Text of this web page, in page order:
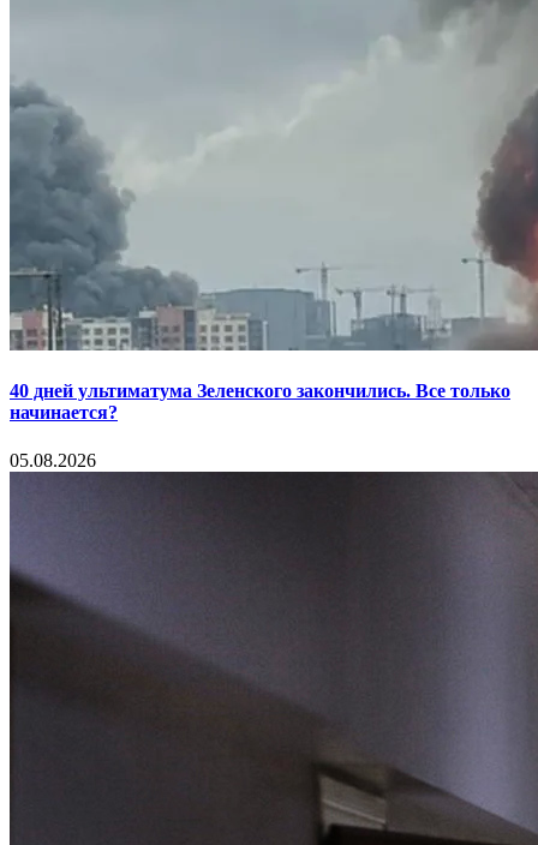
40 дней ультиматума Зеленского закончились. Все только
начинается?
05.08.2026